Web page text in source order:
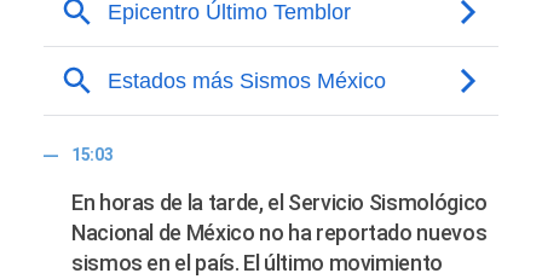
15:03
En horas de la tarde, el Servicio Sismológico
Nacional de México no ha reportado nuevos
sismos en el país. El último movimiento